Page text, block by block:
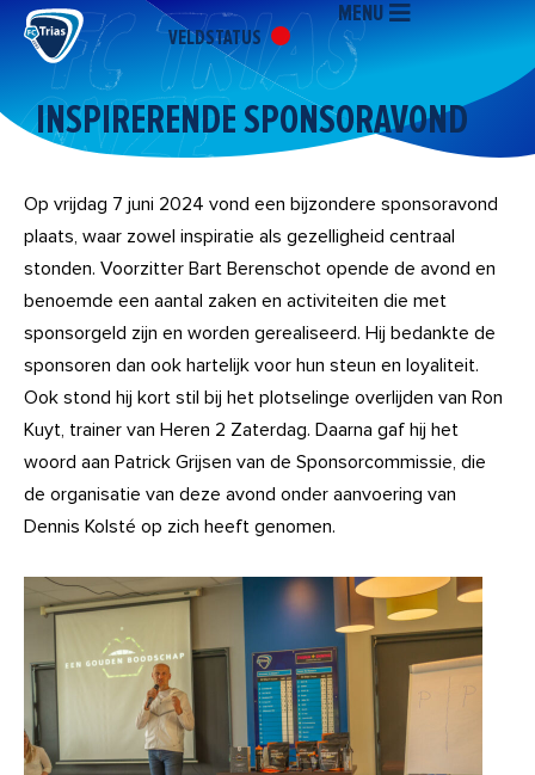
naar
inhoud
VELDSTATUS
MENU
INSPIRERENDE SPONSORAVOND
Op vrijdag 7 juni 2024 vond een bijzondere sponsoravond
plaats, waar zowel inspiratie als gezelligheid centraal
stonden. Voorzitter Bart Berenschot opende de avond en
benoemde een aantal zaken en activiteiten die met
sponsorgeld zijn en worden gerealiseerd. Hij bedankte de
sponsoren dan ook hartelijk voor hun steun en loyaliteit.
Ook stond hij kort stil bij het plotselinge overlijden van Ron
Kuyt, trainer van Heren 2 Zaterdag. Daarna gaf hij het
woord aan Patrick Grijsen van de Sponsorcommissie, die
de organisatie van deze avond onder aanvoering van
Dennis Kolsté op zich heeft genomen.